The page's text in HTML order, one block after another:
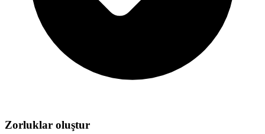
Zorluklar oluştur